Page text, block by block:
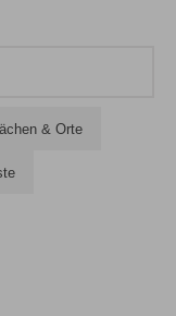
& Orte